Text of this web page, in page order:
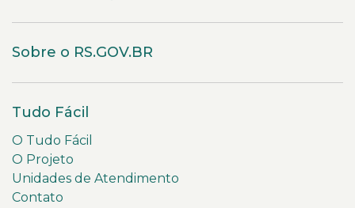
Sobre o RS.GOV.BR
Tudo Fácil
O Tudo Fácil
O Projeto
Unidades de Atendimento
Contato